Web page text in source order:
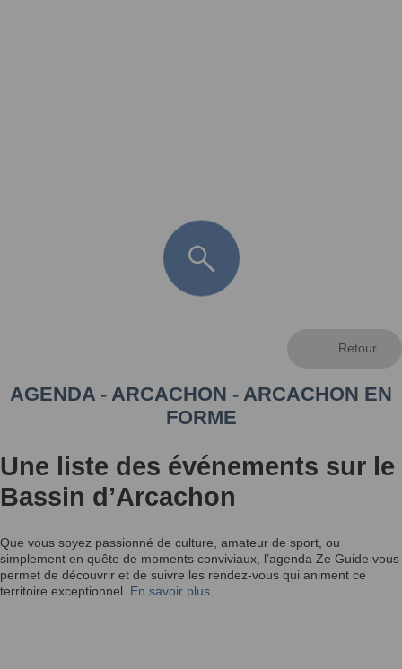
AGENDA - ARCACHON - ARCACHON EN
FORME
Une liste des événements sur le
Bassin d’Arcachon
Que vous soyez passionné de culture, amateur de sport, ou
simplement en quête de moments conviviaux, l’agenda Ze Guide vous
permet de découvrir et de suivre les rendez-vous qui animent ce
territoire exceptionnel. En savoir plus...